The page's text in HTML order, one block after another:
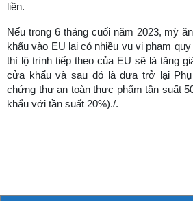
liền.
Nếu trong 6 tháng cuối năm 2023, mỳ
khẩu vào EU lại có nhiều vụ vi phạm
thì lộ trình tiếp theo của EU sẽ là tăng
cửa khẩu và sau đó là đưa trở lại
chứng thư an toàn thực phẩm tần suất
khẩu với tần suất 20%)./.